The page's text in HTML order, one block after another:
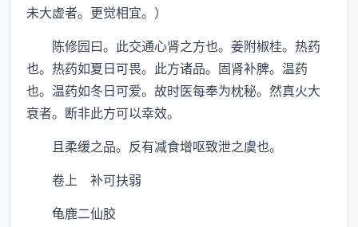
未大虚者。更觉相宜。）
陈修园曰。此交通心肾之方也。姜附椒桂。热药
也。热药如夏日可畏。此方诸品。固肾补脾。温药
也。温药如冬日可爱。故时医每奉为枕秘。然真火大
衰者。断非此方可以幸效。
且柔缓之品。反有减食增呕致泄之虞也。
卷上 补可扶弱
龟鹿二仙胶